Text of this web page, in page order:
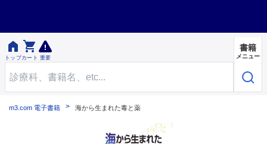

トップ

カート 重要
書籍
メニュー
m3.com 電子書籍 海から生まれた毒と薬